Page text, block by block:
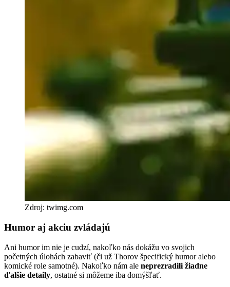
Zdroj: twimg.com
Humor aj akciu zvládajú
Ani humor im nie je cudzí, nakoľko nás dokážu vo svojich
početných úlohách zabaviť (či už Thorov špecifický humor alebo
komické role samotné). Nakoľko nám ale neprezradili žiadne
ďalšie detaily, ostatné si môžeme iba domýšľať.